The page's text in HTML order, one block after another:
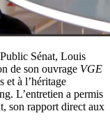
Sénat, Louis
de son ouvrage VGE
et à l’héritage
L’entretien a permis
son rapport direct aux